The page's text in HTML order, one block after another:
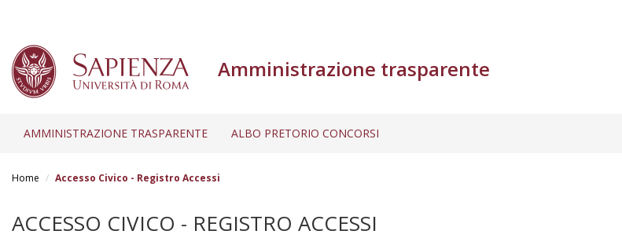
Amministrazione trasparente
AMMINISTRAZIONE TRASPARENTE ALBO PRETORIO CONCORSI
Home Accesso Civico - Registro Accessi
ACCESSO CIVICO - REGISTRO ACCESSI